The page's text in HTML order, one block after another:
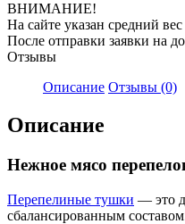
ВНИМАНИЕ!
На сайте указан средний
После отправки заявки на
Отзывы
Описание Отзывы (0)
Описание
Нежное мясо
Перепелиные тушки — это
сбалансированным